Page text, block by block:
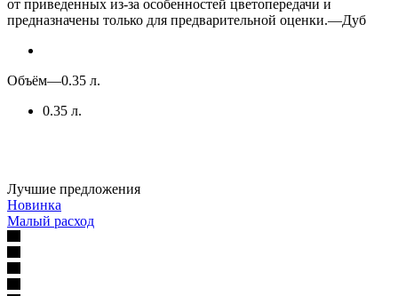
от приведенных из-за особенностей цветопередачи и
предназначены только для предварительной оценки.—Дуб
Объём—0.35 л.
0.35 л.
Лучшие предложения
Новинка
Малый расход